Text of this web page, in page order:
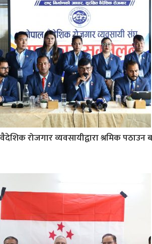
वैदेशिक रोजगार व्यवसायीद्वारा श्रमिक पठाउन